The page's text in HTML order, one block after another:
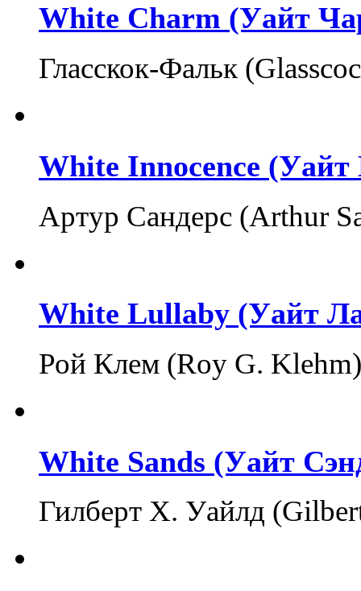
White Charm (Уайт
Гласскок-Фальк
White Innocence (Уайт
Артур Сандерс (Arthur
White Lullaby (Уайт
Рой Клем (Roy G.
White Sands (Уайт
Гилберт Х. Уайлд